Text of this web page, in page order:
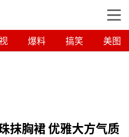
爆料 搞笑 美图
抹胸裙 优雅大方气质